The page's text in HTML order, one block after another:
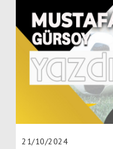
21/10/2024